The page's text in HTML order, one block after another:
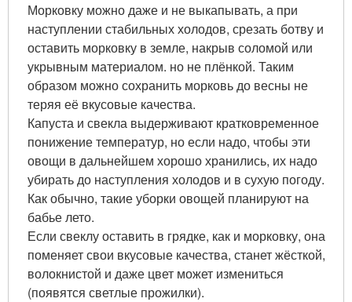
Морковку можно даже и не выкапывать, а при
наступлении стабильных холодов, срезать ботву и
оставить морковку в земле, накрыв соломой или
укрывным материалом. но не плёнкой. Таким
образом можно сохранить морковь до весны не
теряя её вкусовые качества.
Капуста и свекла выдерживают кратковременное
понижение температур, но если надо, чтобы эти
овощи в дальнейшем хорошо хранились, их надо
убирать до наступления холодов и в сухую погоду.
Как обычно, такие уборки овощей планируют на
бабье лето.
Если свеклу оставить в грядке, как и морковку, она
поменяет свои вкусовые качества, станет жёсткой,
волокнистой и даже цвет может измениться
(появятся светлые прожилки).